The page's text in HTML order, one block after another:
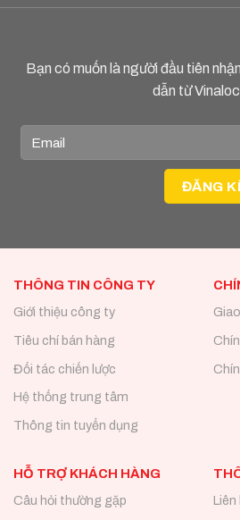
Bạn có muốn là người đầu tiên
dẫn từ
THÔNG TIN CÔNG TY
Giới thiệu công ty
Tiêu chí bán hàng
Đối tác chiến lược
Hệ thống trung tâm
Thông tin tuyển dụng
HỖ TRỢ KHÁCH HÀNG
Câu hỏi thường gặp
Liên